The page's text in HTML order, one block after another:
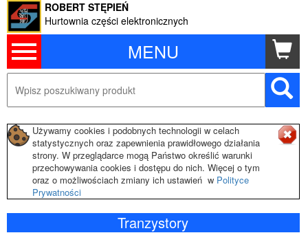
MENU
ROBERT STĘPIEŃ
Hurtownia części elektronicznych
Używamy cookies i podobnych technologii w celach
statystycznych oraz zapewnienia prawidłowego działania
strony. W przeglądarce mogą Państwo określić warunki
przechowywania cookies i dostępu do nich. Więcej o tym
oraz o możliwościach zmiany ich ustawień w Polityce
Prywatności
Tranzystory